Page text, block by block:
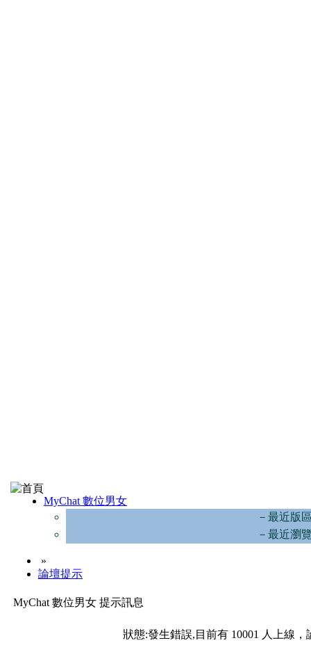
MyChat 數位男女
－最近版
－最近瀏
»
論壇提示
MyChat 數位男女 提示訊息
狀態:發生錯誤,目前有 10001 人上線